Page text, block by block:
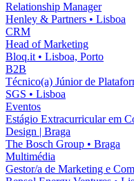
Relationship Manager
Henley & Partners • Lisboa
CRM
Head of Marketing
Bloq.it • Lisboa, Porto
B2B
Técnico(a) Júnior de
SGS • Lisboa
Eventos
Estágio Extracurricular em
Design | Braga
The Bosch Group • Braga
Multimédia
Gestor/a de Marketing e